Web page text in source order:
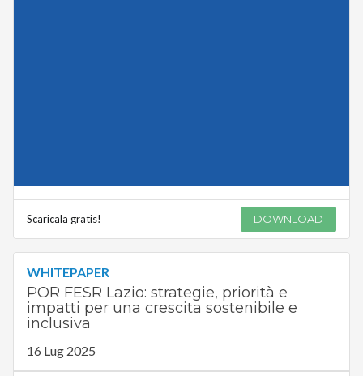
Scaricala gratis! DOWNLOAD
WHITEPAPER
POR FESR Lazio: strategie, priorità e
impatti per una crescita sostenibile e
inclusiva
16 Lug 2025